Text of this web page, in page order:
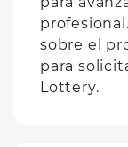
sobre el
para
Lottery.